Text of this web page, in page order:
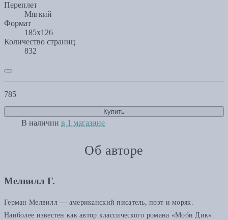
Переплет
Мягкий
Формат
185х126
Количество страниц
832
785
Купить
В наличии в 1 магазине
Об авторе
Мелвилл Г.
Герман Мелвилл — американский писатель, поэт и моряк.
Наиболее известен как автор классического романа «Моби Дик».